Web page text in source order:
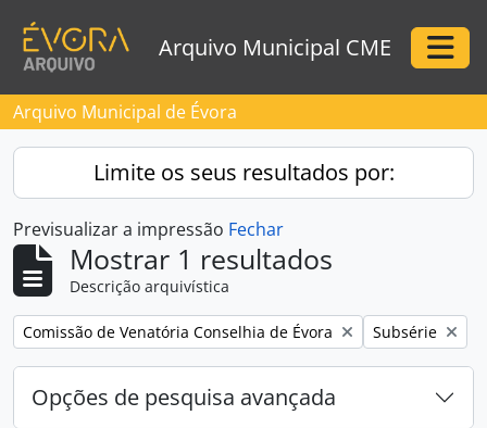
Arquivo Municipal CME
Arquivo Municipal de Évora
Limite os seus resultados por:
Previsualizar a impressão Fechar
Mostrar 1 resultados
Descrição arquivística
Remove filter:
Comissão de Venatória Conselhia de Évora Remove filter:
Subsérie
Opções de pesquisa avançada